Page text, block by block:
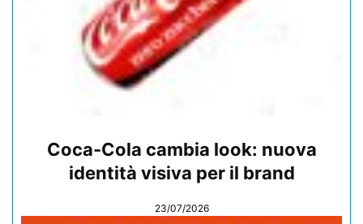
Coca-Cola cambia look: nuova
identità visiva per il brand
23/07/2026